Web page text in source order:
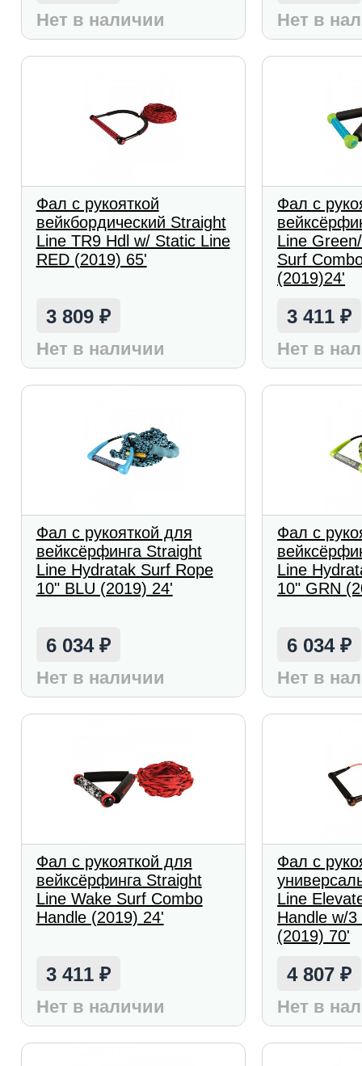
Нет в наличии Нет в
Фал с рукояткой
вейкбордический Straight
Line TR9 Hdl w/ Static Line
RED (2019) 65'
3 809 ₽
Нет в наличии
Фал с
Line
Surf
(2019)24'
3 411₽
Нет в
Фал с рукояткой для
вейксёрфинга Straight
Line Hydratak Surf Rope
10" BLU (2019) 24'
6 034 ₽
Нет в наличии
Фал с
Line
10" GRN
6 034₽
Нет в
Фал с рукояткой для
вейксёрфинга Straight
Line Wake Surf Combo
Handle (2019) 24'
3 411 ₽
Нет в наличии
Фал с
Line
Handle w/
(2019) 70'
4 807₽
Нет в